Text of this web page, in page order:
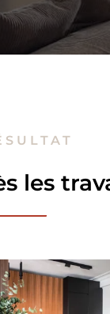
les